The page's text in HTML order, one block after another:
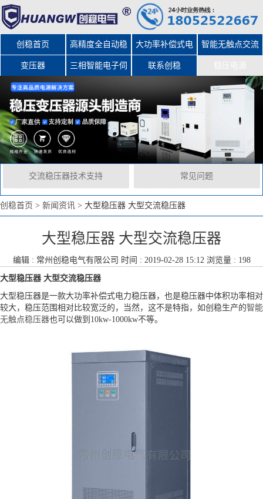
创稳首页 高精度全自动稳
压器
大功率补偿式电
力稳压器
智能无触点交流
变压器 三相智能电子伺 联系创稳
交流稳压器技术支持 常见问题
创稳首页 > 新闻资讯 > 大型稳压器 大型交流稳压器
大型稳压器 大型交流稳压器
编辑 : 常州创稳电气有限公司 时间 : 2019-02-28 15:12 浏览量 : 198
大型稳压器 大型交流稳压器
大型稳压器是一款大功率补偿式电力稳压器，也是稳压器中体积功率相对
较大，稳压范围相对比较宽泛的，当然，这不是特指，如创稳生产的智能
无触点稳压器也可以做到10kw-1000kw不等。